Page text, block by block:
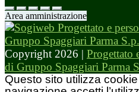
Area amministrazione
Copyright 2026 | Progettato
di Gruppo Spaggiari Parma
Questo sito utilizza